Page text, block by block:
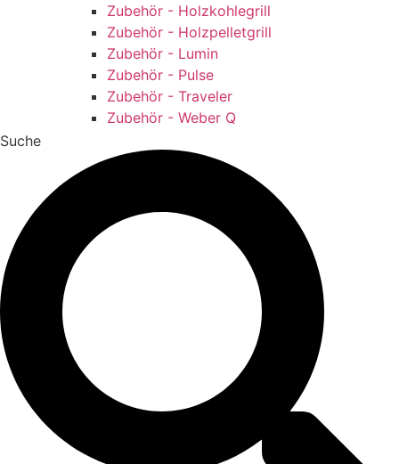
Zubehör - Holzkohlegrill
Zubehör - Holzpelletgrill
Zubehör - Lumin
Zubehör - Pulse
Zubehör - Traveler
Zubehör - Weber Q
Suche